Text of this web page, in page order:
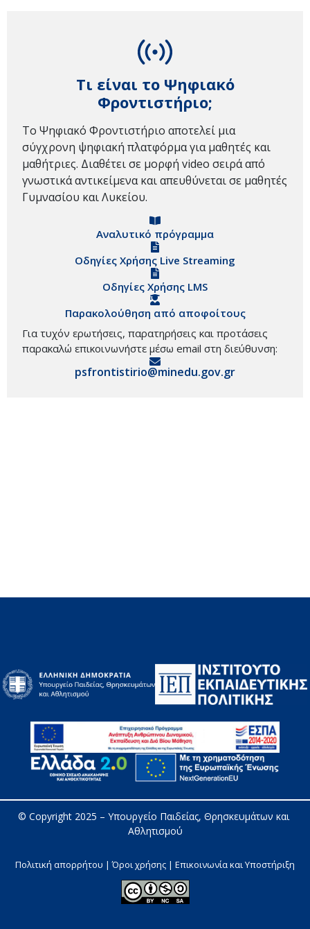
Τι είναι το Ψηφιακό
Φροντιστήριο;
Το Ψηφιακό Φροντιστήριο αποτελεί μια
σύγχρονη ψηφιακή πλατφόρμα για μαθητές και
μαθήτριες. Διαθέτει σε μορφή video σειρά από
γνωστικά αντικείμενα και απευθύνεται σε μαθητές
Γυμνασίου και Λυκείου.
Αναλυτικό πρόγραμμα
Οδηγίες Χρήσης Live Streaming
Οδηγίες Χρήσης LMS
Παρακολούθηση από αποφοίτους
Για τυχόν ερωτήσεις, παρατηρήσεις και προτάσεις
παρακαλώ επικοινωνήστε μέσω email στη διεύθυνση:
psfrontistirio@minedu.gov.gr
© Copyright 2025 – Υπουργείο Παιδείας, Θρησκευμάτων και
Αθλητισμού
Πολιτική απορρήτου | Όροι χρήσης | Επικοινωνία και Υποστήριξη